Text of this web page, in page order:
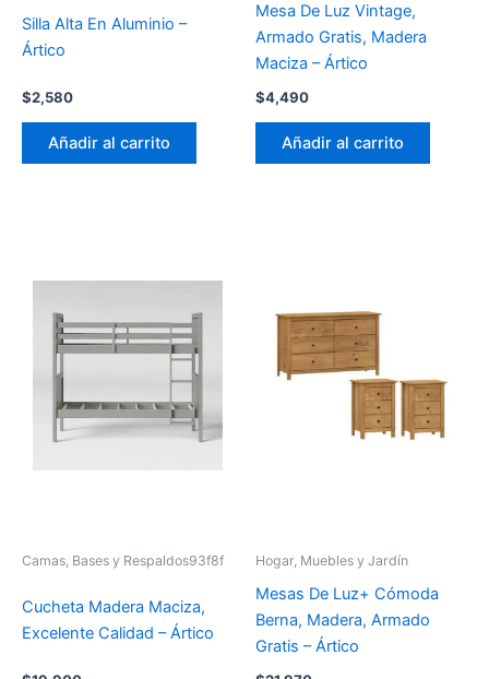
Silla Alta En Aluminio –
Ártico
$2,580
Añadir al carrito
Mesa De Luz Vintage,
Armado Gratis, Madera
Maciza – Ártico
$4,490
Añadir al carrito
Camas, Bases y Respaldos93f8f
Cucheta Madera Maciza,
Excelente Calidad – Ártico
Hogar, Muebles y Jardín
Mesas De Luz+ Cómoda
Berna, Madera, Armado
Gratis – Ártico